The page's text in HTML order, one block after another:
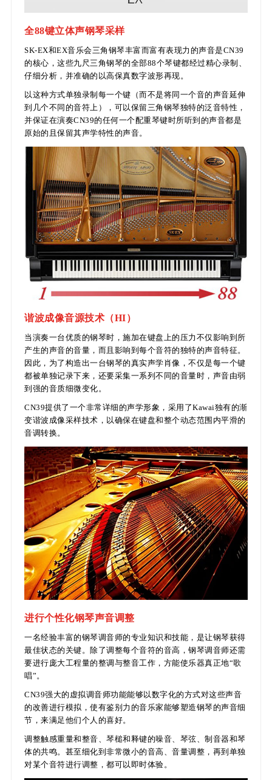
全88键立体声钢琴采样
SK-EX和EX音乐会三角钢琴丰富而富有表现力的声音是CN39
的核心，这些九尺三角钢琴的全部88个琴键都经过精心录制、
仔细分析，并准确的以高保真数字波形再现。
以这种方式单独录制每一个键（而不是将同一个音的声音延伸
到几个不同的音符上），可以保留三角钢琴独特的泛音特性，
并保证在演奏CN39的任何一个配重琴键时所听到的声音都是
原始的且保留其声学特性的声音。
谐波成像音源技术（HI）
当演奏一台优质的钢琴时，施加在键盘上的压力不仅影响到所
产生的声音的音量，而且影响到每个音符的独特的声音特征。
因此，为了构造出一台钢琴的真实声学肖像，不仅是每一个键
都被单独记录下来，还要采集一系列不同的音量时，声音由弱
到强的音质细微变化。
CN39提供了一个非常详细的声学形象，采用了Kawai独有的渐
变谐波成像采样技术，以确保在键盘和整个动态范围内平滑的
音调转换。
进行个性化钢琴声音调整
一名经验丰富的钢琴调音师的专业知识和技能，是让钢琴获得
最佳状态的关键。除了调整每个音符的音高，钢琴调音师还需
要进行庞大工程量的整调与整音工作，方能使乐器真正地“歌
唱”。
CN39强大的虚拟调音师功能能够以数字化的方式对这些声音
的改善进行模拟，使有鉴别力的音乐家能够塑造钢琴的声音细
节，来满足他们个人的喜好。
调整触感重量和整音、琴槌和释键的噪音、琴弦、制音器和琴
体的共鸣。甚至细化到非常微小的音高、音量调整，再到单独
对某个音符进行调整，都可以即时体验。